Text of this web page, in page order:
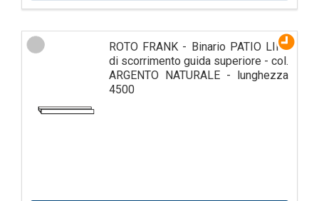
ROTO FRANK - Binario PATIO LIFE
di scorrimento guida superiore - col.
ARGENTO NATURALE - lunghezza
4500